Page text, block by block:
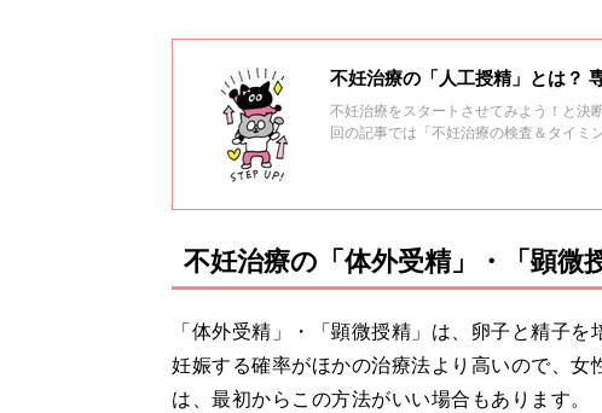
不妊治療の「人工授精」とは？
不妊治療をスタートさせてみよう！と決
回の記事では「不妊治療の検査＆タイミ
不妊治療の「体外受精」・「顕微
「体外受精」・「顕微授精」は、卵子と精子を
妊娠する確率がほかの治療法より高いので、
は、最初からこの方法がいい場合もあります。